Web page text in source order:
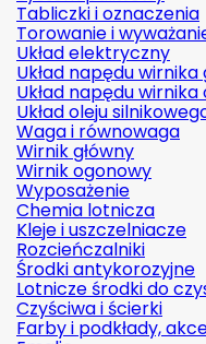
Tabliczki i oznaczenia
Torowanie i
Układ elektryczny
Układ napędu wirnika
Układ napędu
Układ oleju
Waga i równowaga
Wirnik główny
Wirnik ogonowy
Wyposażenie
Chemia lotnicza
Kleje i uszczelniacze
Rozcieńczalniki
Środki antykorozyjne
Lotnicze środki do
Czyściwa i ścierki
Farby i podkłady,